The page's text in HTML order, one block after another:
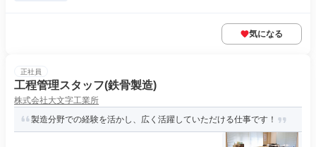
気になる
正社員
工程管理スタッフ(鉄骨製造)
株式会社大文字工業所
製造分野での経験を活かし、広く活躍していただける仕事です！